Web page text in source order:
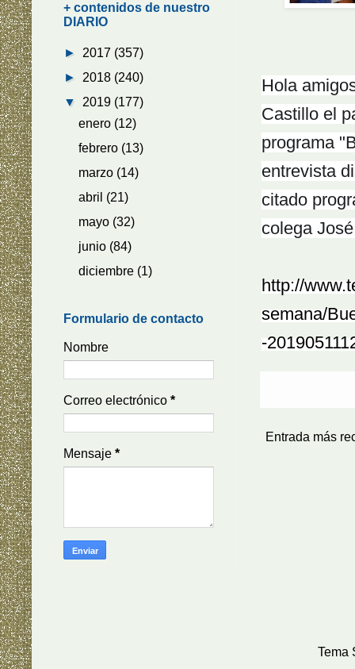
Hola
Castillo el
programa
entrevista
citado
colega
http://
semana/
-
Entrada más
+ contenidos de nuestro
DIARIO
► 2017 (357)
► 2018 (240)
▼ 2019 (177)
enero (12)
febrero (13)
marzo (14)
abril (21)
mayo (32)
junio (84)
diciembre (1)
Formulario de contacto
Nombre
Correo electrónico *
Mensaje *
Tema